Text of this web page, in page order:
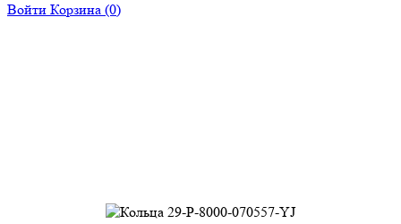
Войти Корзина (0)